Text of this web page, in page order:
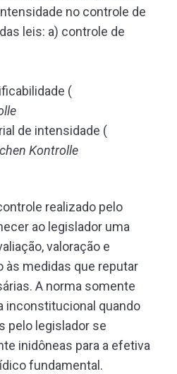
no controle de
leis: a) controle de
(
de intensidade (
Kontrolle
realizado pelo
ao legislador uma
valoração e
às medidas que reputar
A norma somente
inconstitucional quando
pelo legislador se
inidôneas para a efetiva
fundamental.